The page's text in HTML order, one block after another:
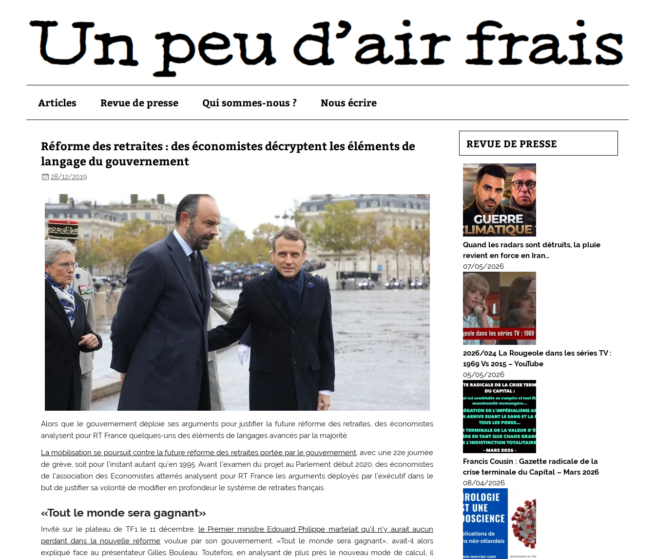
Articles Revue de presse Qui sommes-nous ? Nous écrire
Réforme des retraites : des économistes décryptent les éléments de
langage du gouvernement
28/12/2019
Alors que le gouvernement déploie ses arguments pour justifier la future réforme des retraites, des économistes
analysent pour RT France quelques-uns des éléments de langages avancés par la majorité.
La mobilisation se poursuit contre la future réforme des retraites portée par le gouvernement, avec une 22e journée
de grève, soit pour l’instant autant qu’en 1995. Avant l’examen du projet au Parlement début 2020, des économistes
de l’association des Economistes atterrés analysent pour RT France les arguments déployés par l’exécutif dans le
but de justifier sa volonté de modifier en profondeur le système de retraites français.
«Tout le monde sera gagnant»
Invité sur le plateau de TF1 le 11 décembre, le Premier ministre Edouard Philippe martelait qu’il n’y aurait aucun
perdant dans la nouvelle réforme voulue par son gouvernement. «Tout le monde sera gagnant», avait-il alors
expliqué face au présentateur Gilles Bouleau. Toutefois, en analysant de plus près le nouveau mode de calcul, il
REVUE DE PRESSE
Quand les radars sont détruits, la pluie
revient en force en Iran…
07/05/2026
2026/024 La Rougeole dans les séries TV :
1969 Vs 2015 – YouTube
05/05/2026
Francis Cousin : Gazette radicale de la
crise terminale du Capital – Mars 2026
08/04/2026